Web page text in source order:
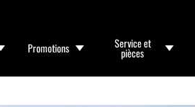
Promotions Service et
pièces